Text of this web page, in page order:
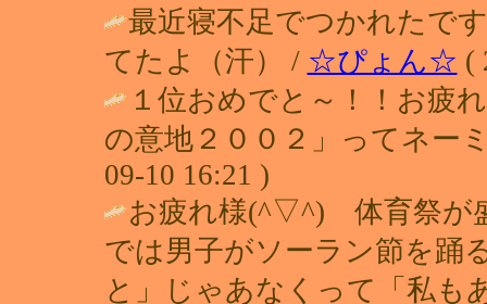
最近寝不足でつかれたで
てたよ（汗） / ☆ぴょん☆ (
１位おめでと～！！お
の意地２００２」ってネー
09-10 16:21 )
お疲れ様(^▽^) 体育祭が
では男子がソーラン節を踊
と」じゃあなくって「私も